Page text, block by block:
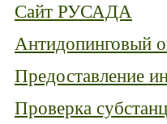
Сайт РУСАДА
Антидопинговый
Предоставление
Проверка